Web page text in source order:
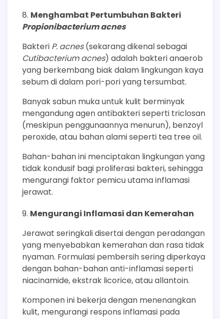
Menghambat Pertumbuhan Bakteri
Propionibacterium acnes
Bakteri P. acnes(sekarang dikenal sebagai
Cutibacterium acnes) adalah bakteri anaerob
yang berkembang biak dalam lingkungan kaya
sebum di dalam pori-pori yang tersumbat.
Banyak sabun muka untuk kulit berminyak
mengandung agen antibakteri seperti triclosan
(meskipun penggunaannya menurun), benzoyl
peroxide, atau bahan alami seperti tea tree oil.
Bahan-bahan ini menciptakan lingkungan yang
tidak kondusif bagi proliferasi bakteri, sehingga
mengurangi faktor pemicu utama inflamasi
jerawat.
Mengurangi Inflamasi dan Kemerahan
Jerawat seringkali disertai dengan peradangan
yang menyebabkan kemerahan dan rasa tidak
nyaman. Formulasi pembersih sering diperkaya
dengan bahan-bahan anti-inflamasi seperti
niacinamide, ekstrak licorice, atau allantoin.
Komponen ini bekerja dengan menenangkan
kulit, mengurangi respons inflamasi pada